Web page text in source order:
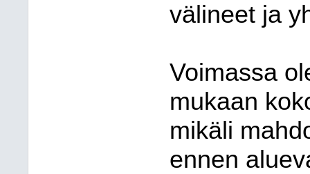
välineet ja
Voimassa
mukaan
mikäli
ennen